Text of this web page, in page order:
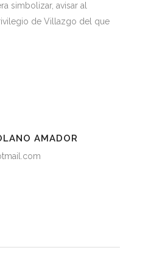
simbolizar, avisar al
de Villazgo del que
AMADOR